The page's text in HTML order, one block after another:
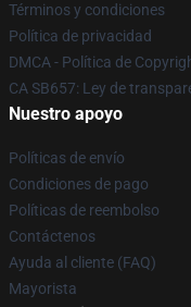
Términos y condiciones
Política de privacidad
DMCA - Política de
CA SB657: Ley de
Nuestro apoyo
Políticas de envío
Condiciones de pago
Políticas de reembolso
Contáctenos
Ayuda al cliente (FAQ)
Mayorista